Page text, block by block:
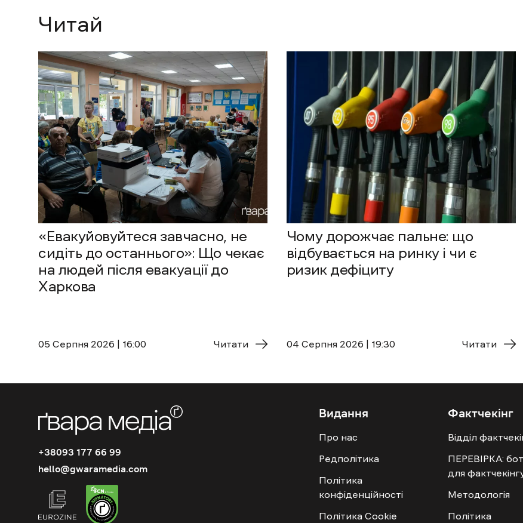
Читай
«Евакуйовуйтеся завчасно, не
сидіть до останнього»: Що чекає
на людей після евакуації до
Харкова
05 Cерпня 2026 | 16:00 Читати
Чому дорожчає пальне: що
відбувається на ринку і чи є
ризик дефіциту
04 Cерпня 2026 | 19:30 Читати
+38093 177 66 99
hello@gwaramedia.com
Видання
Про нас
Редполітика
Політика
конфіденційності
Політика Cookie
Фактчекінг
Відділ
ПЕРЕВІРКА: бот
для
Методологія
Політика